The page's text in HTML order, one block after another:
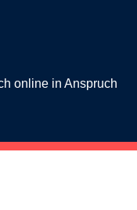
online in Anspruch